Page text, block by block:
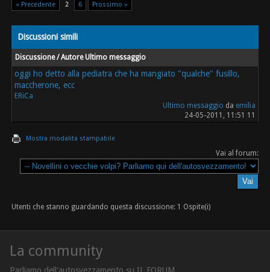
« Precedente 2 6 Prossimo »
Discussioni simili
Discussione / Autore Ultimo messaggio
oggi ho detto alla pediatra che ha mangiato "qualche" fusillo,
maccherone, ecc
ERiCa
Ultimo messaggio da emilia
24-05-2011, 11:51 11
Mostra modalità stampabile
Vai al forum:
Utenti che stanno guardando questa discussione: 1 Ospite(i)
La community